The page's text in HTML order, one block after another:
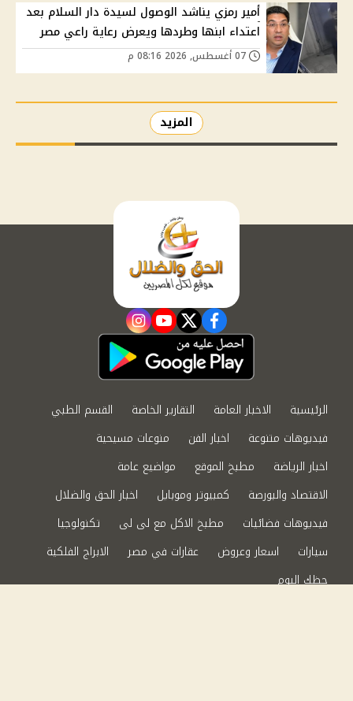
أمير رمزي يناشد الوصول لسيدة دار السلام بعد
اعتداء ابنها وطردها ويعرض رعاية راعي مصر
المزيد
facebook
twitter
youtube
instagram
الرئيسية الاخبار العامة التقارير الخاصة
القسم الطبي
فيديوهات متنوعة
اخبار الفن
منوعات مسيحية
اخبار الرياضة
مطبخ الموقع
مواضيع عامة
الاقتصاد والبورصة
كمبيوتر وموبايل
اخبار الحق والضلال
فيديوهات فضائيات
مطبخ الاكل مع لى لى
تكنولوجيا
سيارات
اسعار وعروض عقارات في مصر
الابراج الفلكية
حظك اليوم